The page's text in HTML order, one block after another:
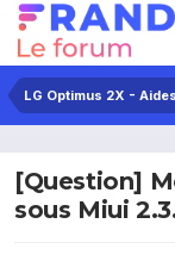
LG Optimus 2X -
[Question]
sous Miui